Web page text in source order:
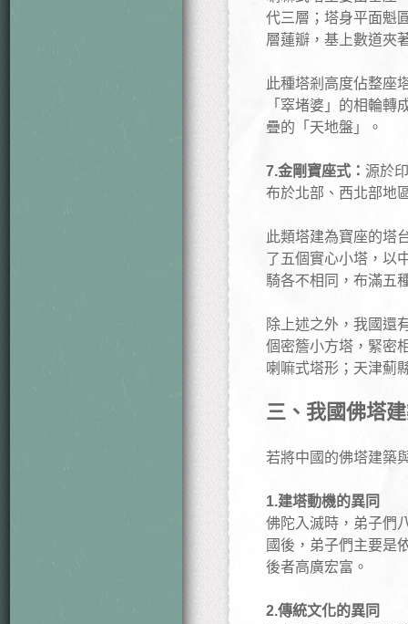
代三層；塔身平面魁
層蓮瓣，基上數道夾
此種塔剎高度佔整座
「窣堵婆」的相輪
疊的「天地盤」。
7.金剛寶座式： 源於
布於北部、西北部地
此類塔建為寶座的塔
了五個實心小塔，以
騎各不相同，布滿五
除上述之外，我國還
個密簷小方塔，緊密
喇嘛式塔形；天津薊
三、我國佛塔
若將中國的佛塔建築
1.建塔動機的異同
佛陀入滅時，弟子們
國後，弟子們主要是
後者高廣宏富。
2.傳統文化的異同